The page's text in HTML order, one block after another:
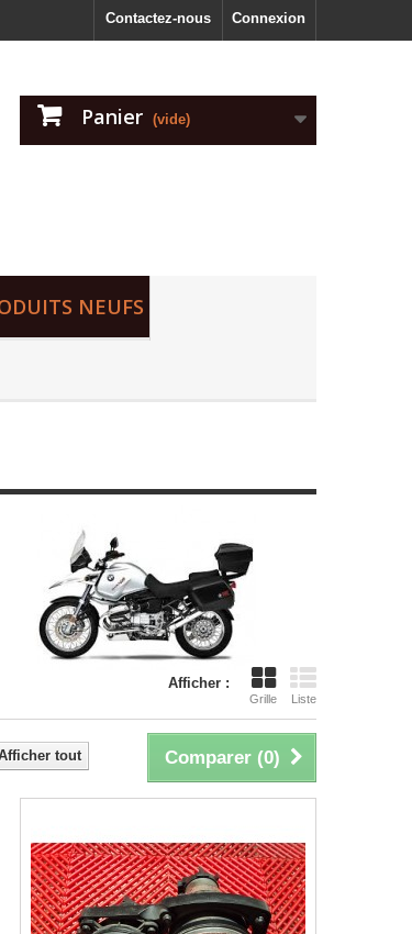
Connexion
Contactez-nous
Panier (vide)
NEUFS
Afficher :
Grille Liste
Comparer (0)
tout